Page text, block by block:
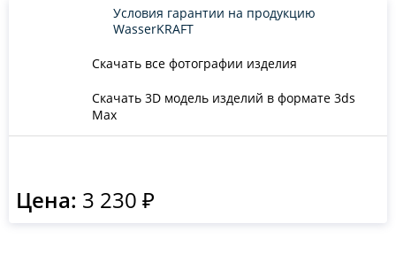
Скачать все фотографии изделия
Скачать 3D модель изделий в формате 3ds
Max
Условия гарантии на продукцию
WasserKRAFT
Цена: 3 230 ₽